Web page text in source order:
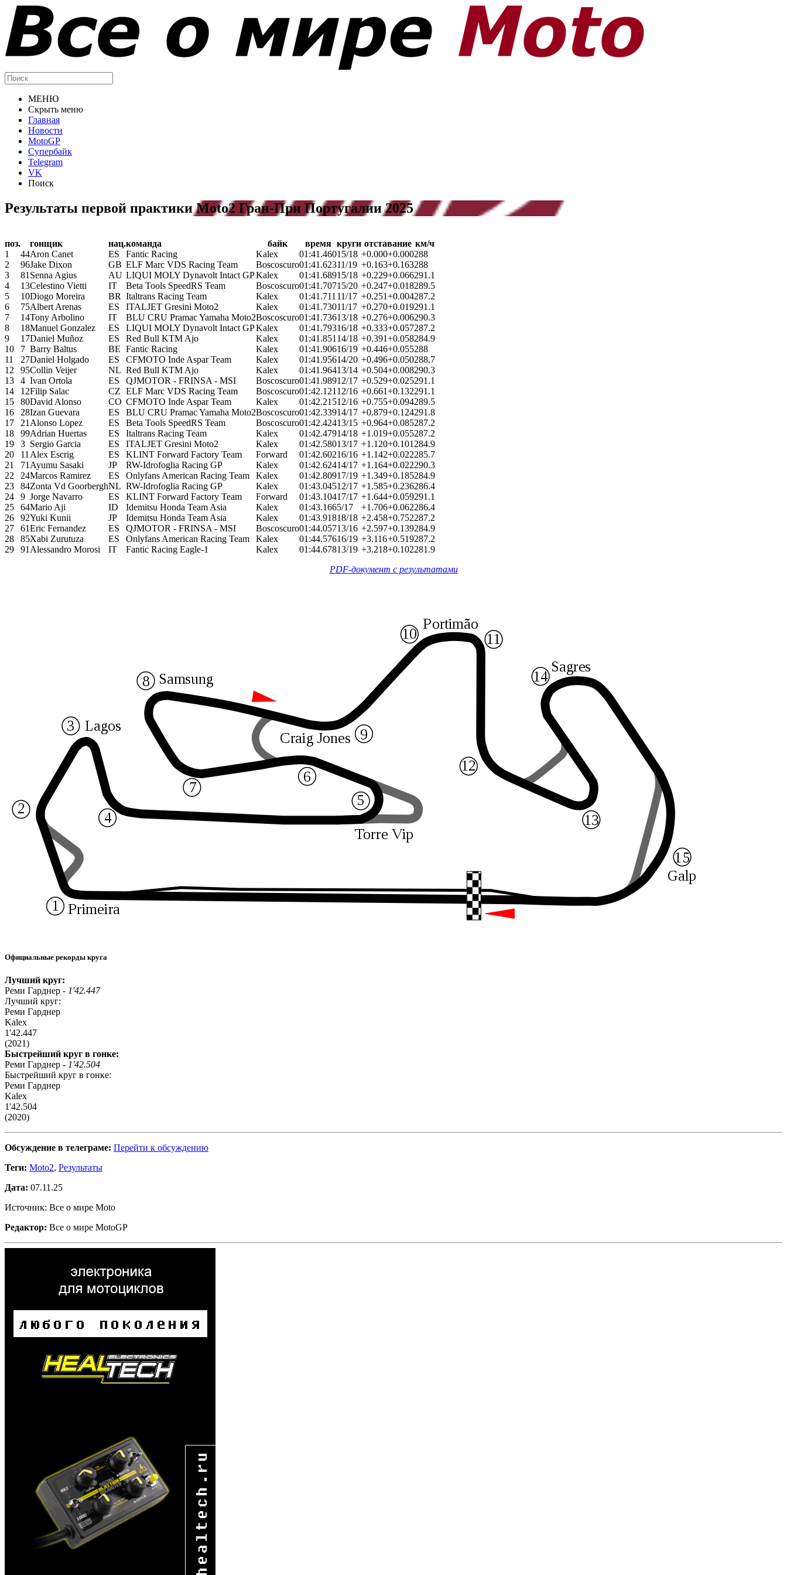
МЕНЮ
Скрыть меню
Главная
Новости
MotoGP
Супербайк
Telegram
VK
Поиск
Результаты первой практики Moto2 Гран-При Португалии 2025
поз. гонщик нац.команда байк время круги отставание км/ч
1
44Aron Canet ES Fantic Racing Kalex 01:41.46015/18 +0.000+0.000288
2
96Jake Dixon GB ELF Marc VDS Racing Team Boscoscuro01:41.62311/19 +0.163+0.163288
3
81 Senna Agius AU LIQUI MOLY Dynavolt Intact GPKalex 01:41.68915/18 +0.229+0.066291.1
4
13Celestino Vietti IT Beta Tools SpeedRS Team Boscoscuro01:41.70715/20 +0.247+0.018289.5
5
10Diogo Moreira BR Italtrans Racing Team Kalex 01:41.711 11/17 +0.251+0.004287.2
6
75Albert Arenas ES ITALJET Gresini Moto2 Kalex 01:41.73011/17 +0.270+0.019291.1
7
14Tony Arbolino IT BLU CRU Pramac Yamaha Moto2Boscoscuro01:41.73613/18 +0.276+0.006290.3
8
18Manuel Gonzalez ES LIQUI MOLY Dynavolt Intact GPKalex 01:41.79316/18 +0.333+0.057287.2
9
17Daniel Muñoz ES Red Bull KTM Ajo Kalex 01:41.851 14/18 +0.391+0.058284.9
10
7 Barry Baltus BE Fantic Racing Kalex 01:41.90616/19 +0.446+0.055288
11
27Daniel Holgado ES CFMOTO Inde Aspar Team Kalex 01:41.95614/20 +0.496+0.050288.7
12
95Collin Veijer NL Red Bull KTM Ajo Kalex 01:41.96413/14 +0.504+0.008290.3
13
4 Ivan Ortola ES QJMOTOR - FRINSA - MSI Boscoscuro01:41.98912/17 +0.529+0.025291.1
14
12Filip Salac CZ ELF Marc VDS Racing Team Boscoscuro01:42.121 12/16 +0.661+0.132291.1
15
80David Alonso CO CFMOTO Inde Aspar Team Kalex 01:42.21512/16 +0.755+0.094289.5
16
28Izan Guevara ES BLU CRU Pramac Yamaha Moto2Boscoscuro01:42.33914/17 +0.879+0.124291.8
17
21 Alonso Lopez ES Beta Tools SpeedRS Team Boscoscuro01:42.42413/15 +0.964+0.085287.2
18
99Adrian Huertas ES Italtrans Racing Team Kalex 01:42.47914/18 +1.019+0.055287.2
19
3 Sergio Garcia ES ITALJET Gresini Moto2 Kalex 01:42.58013/17 +1.120+0.101 284.9
20
11 Alex Escrig ES KLINT Forward Factory Team Forward 01:42.60216/16 +1.142+0.022285.7
21
71 Ayumu Sasaki JP RW-Idrofoglia Racing GP Kalex 01:42.62414/17 +1.164+0.022290.3
22
24Marcos Ramirez ES Onlyfans American Racing Team Kalex 01:42.80917/19 +1.349+0.185284.9
23
84Zonta Vd GoorberghNL RW-Idrofoglia Racing GP Kalex 01:43.04512/17 +1.585+0.236286.4
24
9 Jorge Navarro ES KLINT Forward Factory Team Forward 01:43.10417/17 +1.644+0.059291.1
25
64Mario Aji ID Idemitsu Honda Team Asia Kalex 01:43.1665/17 +1.706+0.062286.4
26
92Yuki Kunii JP Idemitsu Honda Team Asia Kalex 01:43.91818/18 +2.458+0.752287.2
27
61Eric Fernandez ES QJMOTOR - FRINSA - MSI Boscoscuro01:44.05713/16 +2.597+0.139284.9
28
85Xabi Zurutuza ES Onlyfans American Racing Team Kalex 01:44.57616/19 +3.116+0.519287.2
29
91 Alessandro Morosi IT Fantic Racing Eagle-1 Kalex 01:44.67813/19 +3.218+0.102281.9
PDF-документ с результатами
Официальные рекорды круга
Лучший круг:
Реми Гарднер - 1'42.447
Лучший круг:
Реми Гарднер
Kalex
1'42.447
(2021)
Быстрейший круг в гонке:
Реми Гарднер - 1'42.504
Быстрейший круг в гонке:
Реми Гарднер
Kalex
1'42.504
(2020)
Обсуждение в телеграме: Перейти к обсуждению
Теги: Moto2, Результаты
Дата: 07.11.25
Источник: Все о мире Moto
Редактор: Все о мире MotoGP